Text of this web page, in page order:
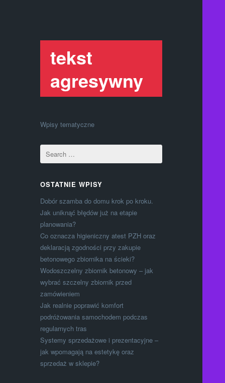
tekst
agresywny
Wpisy tematyczne
OSTATNIE WPISY
Dobór szamba do domu krok po kroku.
Jak uniknąć błędów już na etapie
planowania?
Co oznacza higieniczny atest PZH oraz
deklaracją zgodności przy zakupie
betonowego zbiornika na ścieki?
Wodoszczelny zbiornik betonowy – jak
wybrać szczelny zbiornik przed
zamówieniem
Jak realnie poprawić komfort
podróżowania samochodem podczas
regularnych tras
Systemy sprzedażowe i prezentacyjne –
jak wpomagają na estetykę oraz
sprzedaż w sklepie?